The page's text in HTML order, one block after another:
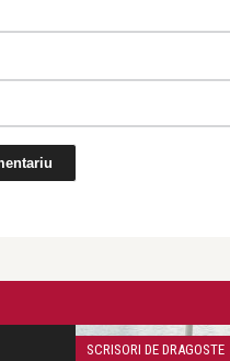
SCRISORI DE DRAGOSTE